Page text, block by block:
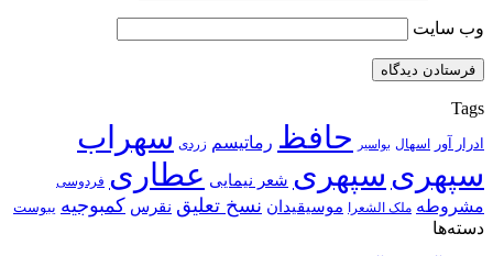
وب‌ سایت
Tags
ادرار آور اسهال بواسیر حافظ رماتیسم زردی سهراب
سپهری سپهری شعر نیمایی عطاری فردوسی
مشروطه ملک الشعرا موسیقیدان نسخ تعلیق نقرس کمبوجیه یبوست
دسته‌ها